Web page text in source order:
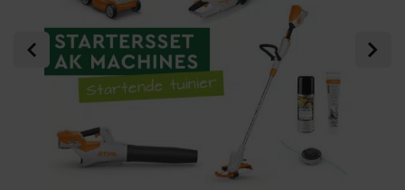
Previous Next